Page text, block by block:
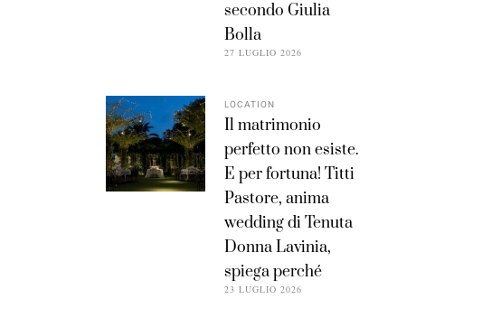
secondo Giulia
Bolla
27 LUGLIO 2026
LOCATION
Il matrimonio
perfetto non esiste.
E per fortuna! Titti
Pastore, anima
wedding di Tenuta
Donna Lavinia,
spiega perché
23 LUGLIO 2026